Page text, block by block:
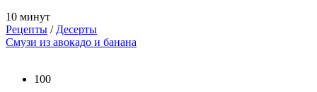
10 минут
Рецепты / Десерты
Смузи из авокадо и банана
100